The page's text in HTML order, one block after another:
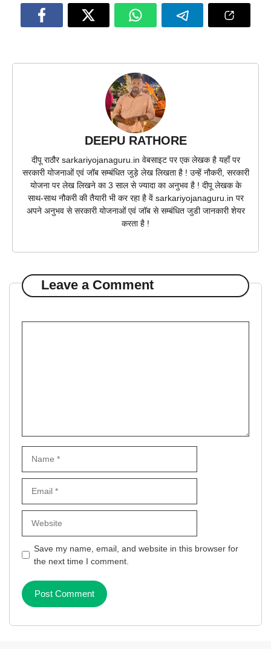
DEEPU RATHORE
दीपू राठौर sarkariyojanaguru.in वेबसाइट पर एक लेखक है यहाँ पर
सरकारी योजनाओं एवं जॉब सम्बंधित जुड़े लेख लिखता है ! उन्हें नौकरी, सरकारी
योजना पर लेख लिखने का 3 साल से ज्यादा का अनुभव है ! दीपू लेखक के
साथ-साथ नौकरी की तैयारी भी कर रहा है वें sarkariyojanaguru.in पर
अपने अनुभव से सरकारी योजनाओं एवं जॉब से सम्बंधित जुडी जानकारी शेयर
करता है !
Leave a Comment
Save my name, email, and website in this browser for
the next time I comment.